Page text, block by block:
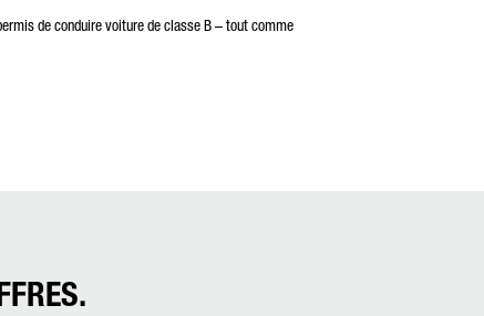
de conduire voiture de classe B – tout comme